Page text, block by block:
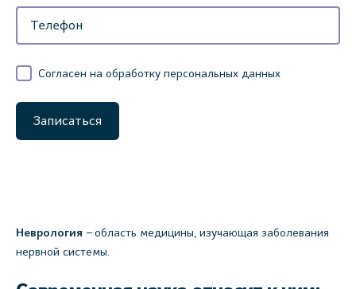
Согласен на обработку персональных данных
Записаться
Неврология – область медицины, изучающая заболевания
нервной системы.